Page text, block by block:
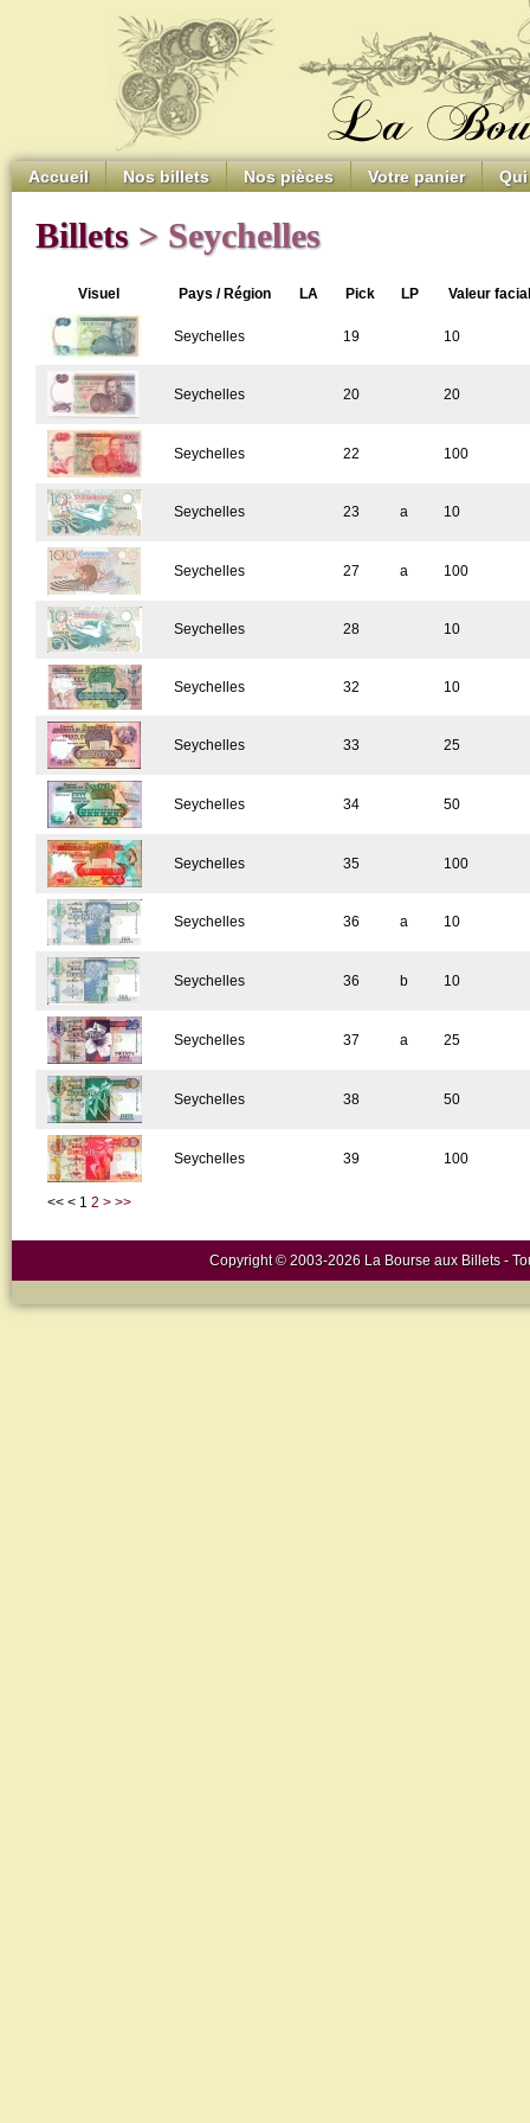
Accueil Nos billets Nos pièces Votre panier
Billets > Seychelles
Visuel Pays / Région LA Pick LP Valeur
<< < 1 2 > >>
Seychelles 19 10
Seychelles 20 20
Seychelles 22 100
Seychelles 23 a 10
Seychelles 27 a 100
Seychelles 28 10
Seychelles 32 10
Seychelles 33 25
Seychelles 34 50
Seychelles 35 100
Seychelles 36 a 10
Seychelles 36 b 10
Seychelles 37 a 25
Seychelles 38 50
Seychelles 39 100
Copyright © 2003-2026 La Bourse aux Billets -